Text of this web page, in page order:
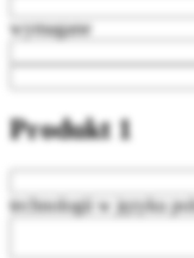
wymagane
Produkt 1
technologii w języku